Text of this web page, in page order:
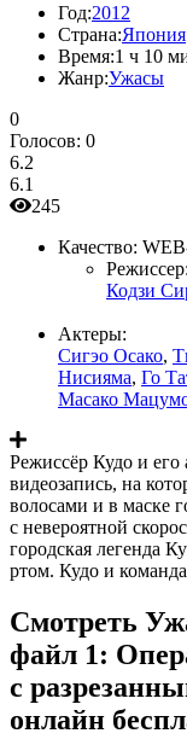
Год:2012
Страна:Япония
Время:1 ч 10
Жанр:Ужасы
0
Голосов: 0
6.2
6.1
245
Качество:
Режиссер:
Кодзи
Актеры:
Сигэо Осако,
Нисияма, Го
Масако
Режиссёр Кудо и его
видеозапись, на
волосами и в маске
с невероятной
городская легенда
ртом. Кудо и
Смотреть
файл 1:
с
онлайн